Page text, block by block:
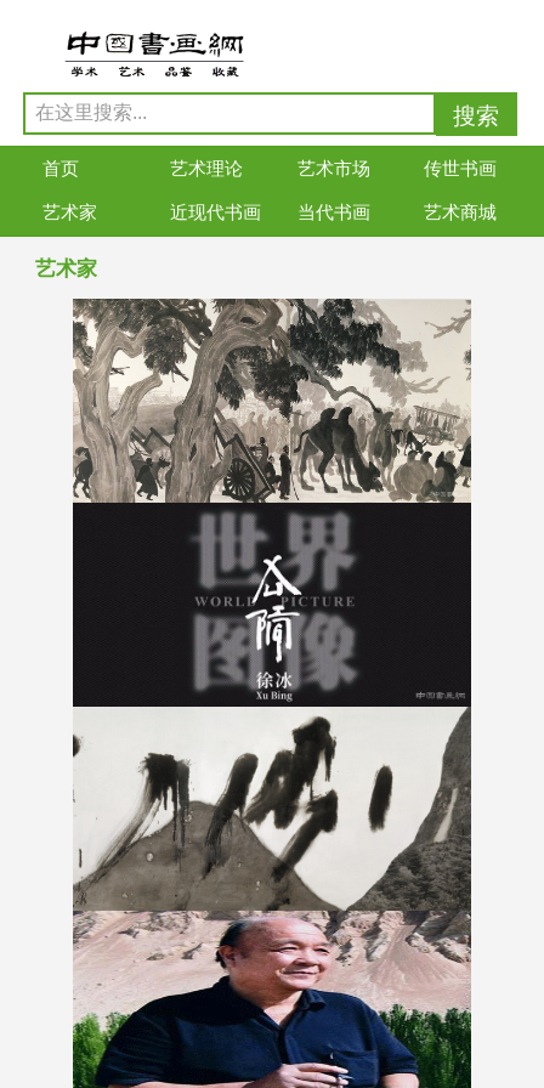
首页 艺术理论 艺术市场 传世书画
艺术家 近现代书画 当代书画 艺术商城
艺术家